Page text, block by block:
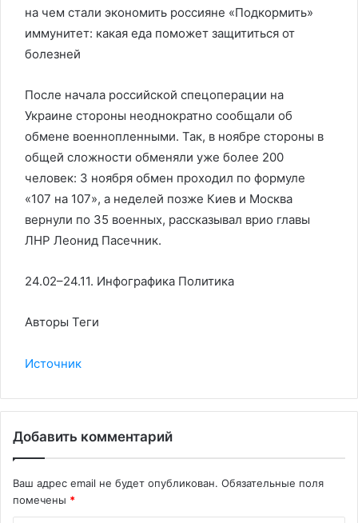
на чем стали экономить россияне «Подкормить»
иммунитет: какая еда поможет защититься от
болезней
После начала российской спецоперации на
Украине стороны неоднократно сообщали об
обмене военнопленными. Так, в ноябре стороны в
общей сложности обменяли уже более 200
человек: 3 ноября обмен проходил по формуле
«107 на 107», а неделей позже Киев и Москва
вернули по 35 военных, рассказывал врио главы
ЛНР Леонид Пасечник.
24.02–24.11. Инфографика Политика
Авторы Теги
Источник
Добавить комментарий
Ваш адрес email не будет опубликован. Обязательные поля
помечены *